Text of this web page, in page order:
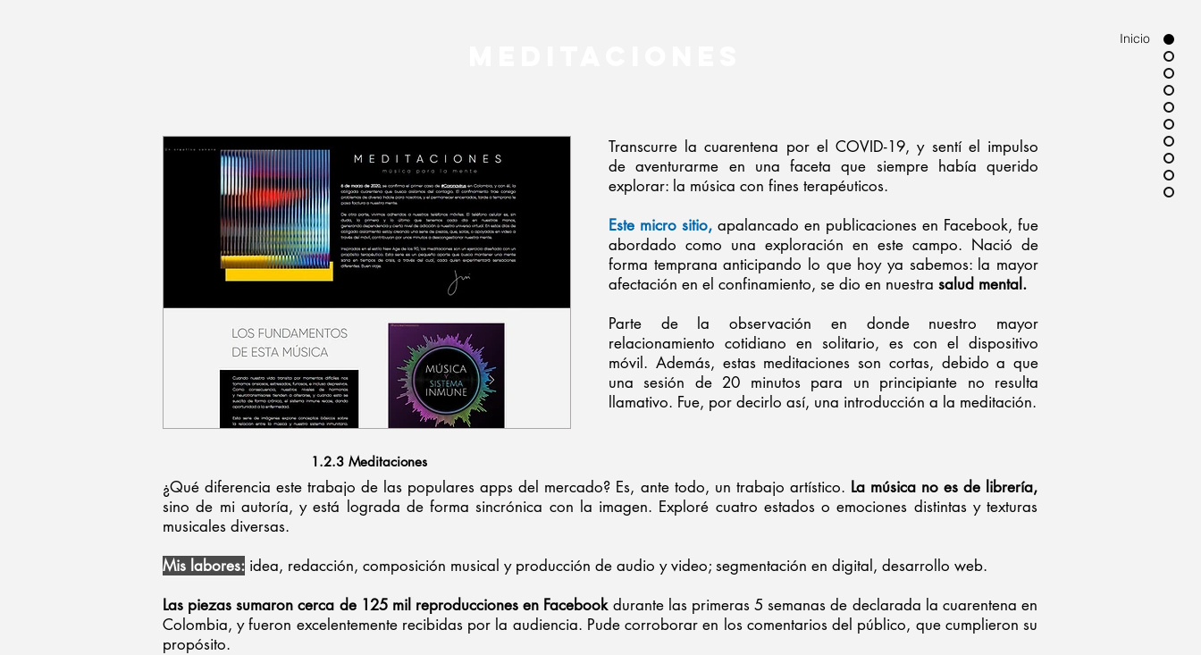
Inicio
Transcurre la cuarentena por el COVID-19, y sentí el impulso
de aventurarme en una faceta que siempre había querido
explorar: la música con fines terapéuticos.
Este micro sitio, apalancado en publicaciones en Facebook, fue
abordado como una exploración en este campo. Nació de
forma temprana anticipando lo que hoy ya sabemos: la mayor
afectación en el confinamiento, se dio en nuestra salud mental.
Parte de la observación en donde nuestro mayor
relacionamiento cotidiano en solitario, es con el dispositivo
móvil. Además, estas meditaciones son cortas, debido a que
una sesión de 20 minutos para un principiante no resulta
llamativo. Fue, por decirlo así, una introducción a la meditación.
1.2.3 Meditaciones
¿Qué diferencia este trabajo de las populares apps del mercado? Es, ante todo, un trabajo artístico. La música no es de librería,
sino de mi autoría, y está lograda de forma sincrónica con la imagen. Exploré cuatro estados o emociones distintas y texturas
musicales diversas.
Mis labores: idea, redacción, composición musical y producción de audio y video; segmentación en digital, desarrollo web.
Las piezas sumaron cerca de 125 mil reproducciones en Facebook durante las primeras 5 semanas de declarada la cuarentena en
Colombia, y fueron excelentemente recibidas por la audiencia. Pude corroborar en los comentarios del público, que cumplieron su
propósito.